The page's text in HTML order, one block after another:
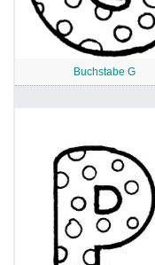
Buchstabe G